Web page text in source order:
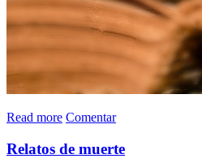
Read more Comentar
Relatos de muerte